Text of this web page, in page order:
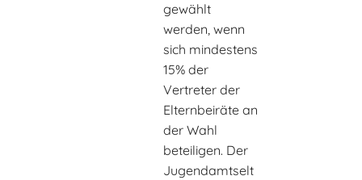
gewählt
werden, wenn
sich mindestens
15% der
Vertreter der
Elternbeiräte an
der Wahl
beteiligen. Der
Jugendamtselt